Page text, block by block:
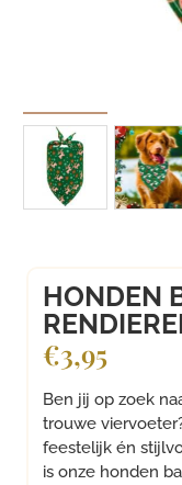
HONDEN
€3,95
Ben jij op zoek
trouwe
feestelijk én
is onze honden